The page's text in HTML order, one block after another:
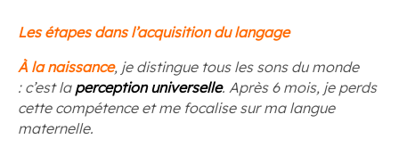
Les étapes dans l’acquisition du langage
À la naissance, je distingue tous les sons du monde
: c’est laperception universelle. Après 6 mois, je perds
cette compétence et me focalise sur ma langue
maternelle.